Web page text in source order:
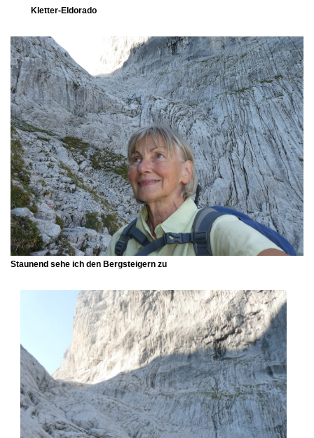
Kletter-Eldorado
Staunend sehe ich den Bergsteigern zu